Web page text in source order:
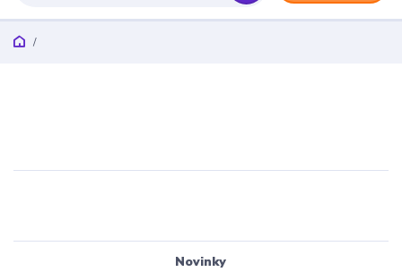
Novinky